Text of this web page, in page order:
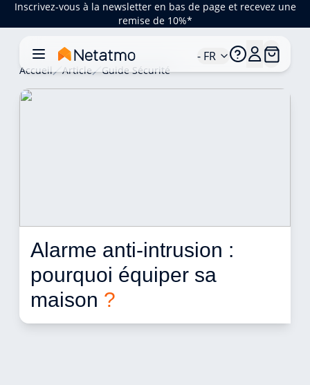
Inscrivez-vous à la newsletter en bas de page et recevez une
remise de 10%*
- FR
Accueil Article Guide Sécurité
Alarme anti-intrusion :
pourquoi équiper sa
maison ?